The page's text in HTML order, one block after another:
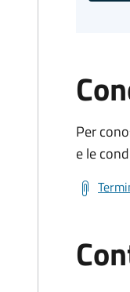
Per
e le